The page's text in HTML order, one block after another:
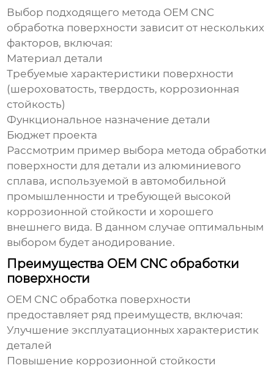
Выбор подходящего метода OEM CNC
обработка поверхности зависит от нескольких
факторов, включая:
Материал детали
Требуемые характеристики поверхности
(шероховатость, твердость, коррозионная
стойкость)
Функциональное назначение детали
Бюджет проекта
Рассмотрим пример выбора метода обработки
поверхности для детали из алюминиевого
сплава, используемой в автомобильной
промышленности и требующей высокой
коррозионной стойкости и хорошего
внешнего вида. В данном случае оптимальным
выбором будет анодирование.
Преимущества OEM CNC обработки
поверхности
OEM CNC обработка поверхности
предоставляет ряд преимуществ, включая:
Улучшение эксплуатационных характеристик
деталей
Повышение коррозионной стойкости